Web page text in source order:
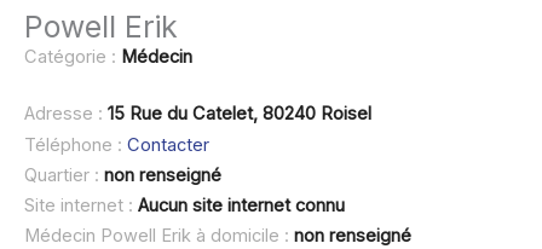
Powell Erik
Catégorie : Médecin
Adresse : 15 Rue du Catelet, 80240 Roisel
Téléphone : Contacter
Quartier : non renseigné
Site internet : Aucun site internet connu
Médecin Powell Erik à domicile : non renseigné